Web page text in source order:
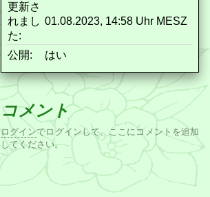
更新さ
れまし
た:
01.08.2023, 14:58 Uhr MESZ
公開: はい
コメント
ログインでログインして、ここにコメントを追加
してください。